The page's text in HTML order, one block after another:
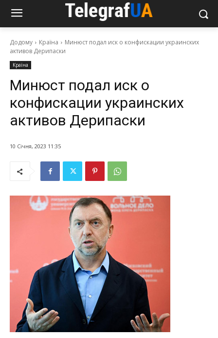
Додому Країна
Минюст подал иск о конфискации украинских
активов Дерипаски
Країна
Минюст подал иск о
конфискации украинских
активов Дерипаски
10 Січня, 2023 11:35